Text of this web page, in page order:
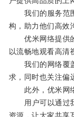
我们的服务范围
构，助力他们高效
优米网络提供的
以流畅地观看高清
我们的网络覆盖
求，同时也关注偏
此外，优米网络
用户可以通过我